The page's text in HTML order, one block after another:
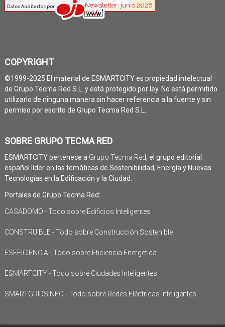
COPYRIGHT
©1999-2025 El material de ESMARTCITY es propiedad intelectual
de Grupo Tecma Red S.L. y está protegido por ley. No está permitido
utilizarlo de ninguna manera sin hacer referencia a la fuente y sin
permiso por escrito de Grupo Tecma Red S.L.
SOBRE GRUPO TECMA RED
ESMARTCITY pertenece a Grupo Tecma Red, el grupo editorial
español líder en las temáticas de Sostenibilidad, Energía y Nuevas
Tecnologías en la Edificación y la Ciudad.
Portales de Grupo Tecma Red:
CASADOMO - Todo sobre Edificios Inteligentes
CONSTRUIBLE - Todo sobre Construcción Sostenible
ESEFICIENCIA - Todo sobre Eficiencia Energética
ESMARTCITY - Todo sobre Ciudades Inteligentes
SMARTGRIDSINFO - Todo sobre Redes Eléctricas Inteligentes